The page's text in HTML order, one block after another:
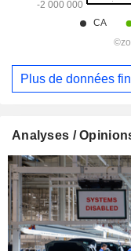
Plus de données
Analyses /